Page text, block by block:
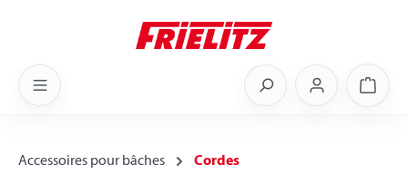
Accessoires pour bâches Cordes